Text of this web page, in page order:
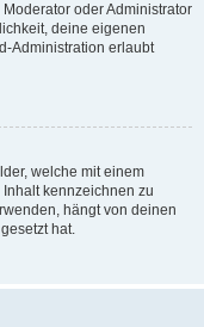
oder Administrator
deine eigenen
Administration erlaubt
welche mit einem
kennzeichnen zu
hängt von deinen
hat.